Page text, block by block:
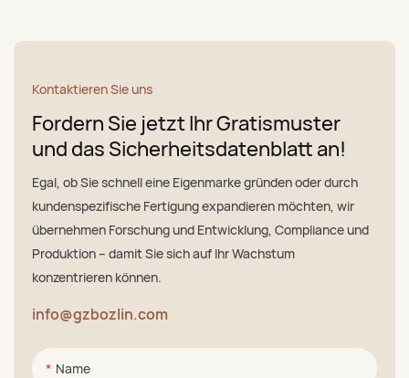
Kontaktieren Sie uns
Fordern Sie jetzt Ihr Gratismuster
und das Sicherheitsdatenblatt an!
Egal, ob Sie schnell eine Eigenmarke gründen oder durch
kundenspezifische Fertigung expandieren möchten, wir
übernehmen Forschung und Entwicklung, Compliance und
Produktion – damit Sie sich auf Ihr Wachstum
konzentrieren können.
info@gzbozlin.com
Name